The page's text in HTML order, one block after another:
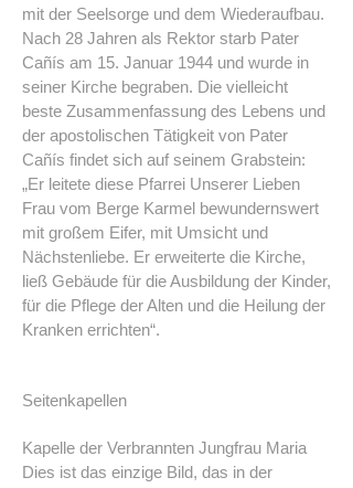
mit der Seelsorge und dem Wiederaufbau.
Nach 28 Jahren als Rektor starb Pater
Cañís am 15. Januar 1944 und wurde in
seiner Kirche begraben. Die vielleicht
beste Zusammenfassung des Lebens und
der apostolischen Tätigkeit von Pater
Cañís findet sich auf seinem Grabstein:
„Er leitete diese Pfarrei Unserer Lieben
Frau vom Berge Karmel bewundernswert
mit großem Eifer, mit Umsicht und
Nächstenliebe. Er erweiterte die Kirche,
ließ Gebäude für die Ausbildung der Kinder,
für die Pflege der Alten und die Heilung der
Kranken errichten“.
Seitenkapellen
Kapelle der Verbrannten Jungfrau Maria
Dies ist das einzige Bild, das in der